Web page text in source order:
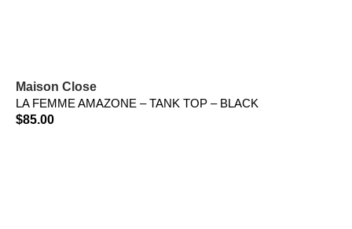
Maison Close
LA FEMME AMAZONE – TANK TOP – BLACK
$85.00